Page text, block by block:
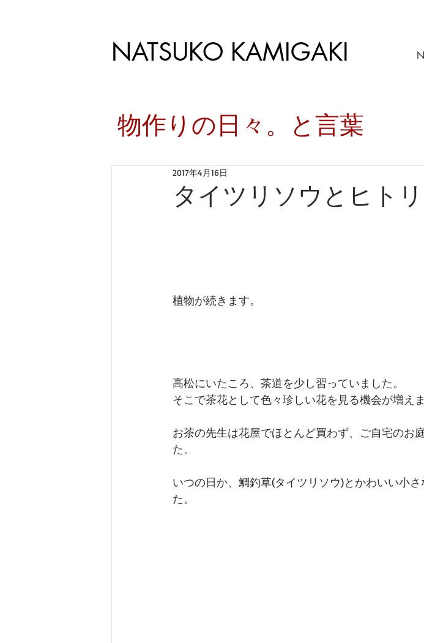
NATSUKO KAMIGAKI
​物作りの日々。と言葉
タイツリソウとヒト
2017年4月16日
植物が続きます。
高松にいたころ、茶道を少し習っていました。
そこで茶花として色々珍しい花を見る機会が増えま
お茶の先生は花屋でほとんど買わず、ご自宅のお
た。
いつの日か、鯛釣草(タイツリソウ)とかわいい小
た。